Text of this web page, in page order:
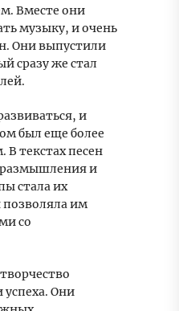
Вместе они
музыку, и очень
Они выпустили
сразу же стал
и
был еще более
текстах песен
и
стала их
им
со
успеха. Они